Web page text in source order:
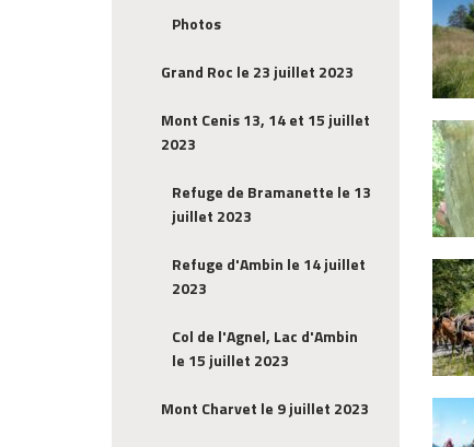
Photos
Grand Roc le 23 juillet 2023
Mont Cenis 13, 14 et 15 juillet
2023
Refuge de Bramanette le 13
juillet 2023
Refuge d'Ambin le 14 juillet
2023
Col de l'Agnel, Lac d'Ambin
le 15 juillet 2023
Mont Charvet le 9 juillet 2023